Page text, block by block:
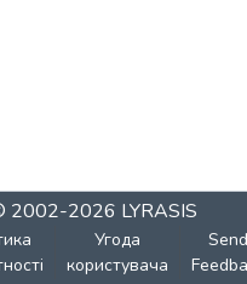
2002-2026 LYRASIS
Угода
користувача
Send